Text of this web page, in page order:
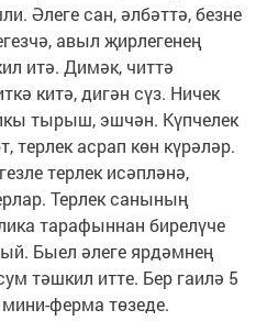
Әлеге сан, әлбәттә, безне
авыл җирлегенең
итә. Димәк, читтә
китә, дигән сүз. Ничек
тырыш, эшчән. Күпчелек
асрап көн күрәләр.
терлек исәпләнә,
Терлек санының
тарафыннан бирелүче
Быел әлеге ярдәмнең
тәшкил итте. Бер гаилә 5
ферма төзеде.